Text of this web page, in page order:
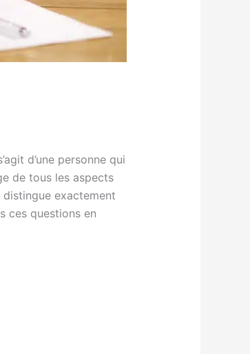
d’une personne qui
de tous les aspects
exactement
ces questions en